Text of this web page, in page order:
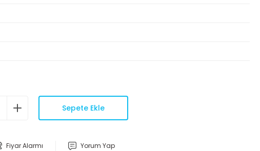
Sepete Ekle
Fiyar Alarmı Yorum Yap